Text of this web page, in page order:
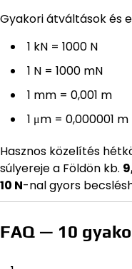
Gyakori átváltások és
1 kN = 1000 N
1 N = 1000 mN
1 mm = 0,001 m
1 μm = 0,000001 m
Hasznos közelítés
súlyereje a Földön kb.
10 N-nal gyors
FAQ — 10